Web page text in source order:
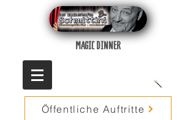
MAGIC DINNER
Öffentliche Auftritte